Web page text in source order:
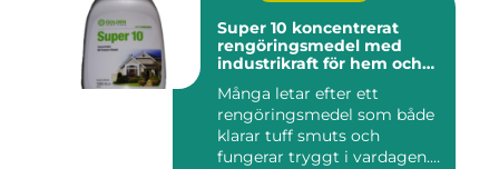
Super 10 koncentrerat
rengöringsmedel med
industrikraft för hem och
Många letar efter ett
rengöringsmedel som både
klarar tuff smuts och
fungerar tryggt i vardagen.